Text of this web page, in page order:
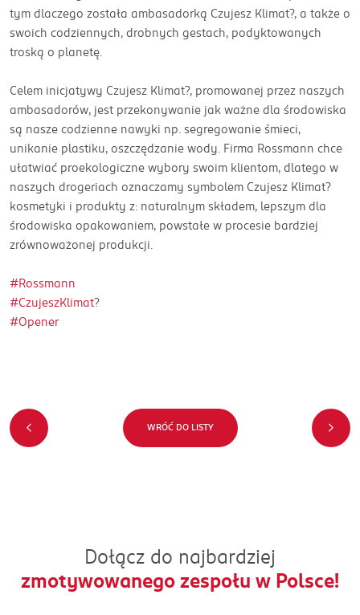
tym dlaczego została ambasadorką Czujesz Klimat?, a także o
swoich codziennych, drobnych gestach, podyktowanych
troską o planetę.
Celem inicjatywy Czujesz Klimat?, promowanej przez naszych
ambasadorów, jest przekonywanie jak ważne dla środowiska
są nasze codzienne nawyki np. segregowanie śmieci,
unikanie plastiku, oszczędzanie wody. Firma Rossmann chce
ułatwiać proekologiczne wybory swoim klientom, dlatego w
naszych drogeriach oznaczamy symbolem Czujesz Klimat?
kosmetyki i produkty z: naturalnym składem, lepszym dla
środowiska opakowaniem, powstałe w procesie bardziej
zrównoważonej produkcji.
#Rossmann
#CzujeszKlimat?
#Opener
WRÓĆ DO LISTY
Dołącz do najbardziej
zmotywowanego zespołu w Polsce!